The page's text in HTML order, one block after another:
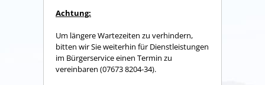
Achtung:
Um längere Wartezeiten zu verhindern,
bitten wir Sie weiterhin für Dienstleistungen
im Bürgerservice einen Termin zu
vereinbaren (07673 8204-34).